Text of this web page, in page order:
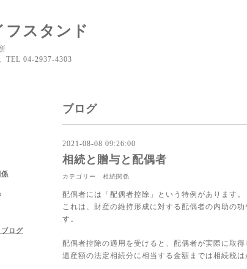
フスタンド
TEL 04-2937-4303
ブログ
2021-08-08 09:26:00
相続と贈与と配偶者
カテゴリー 相続関係
配偶者には「配偶者控除」という特例があります。
これは、財産の維持形成に対する配偶者の内助の
す。
配偶者控除の適用を受けると、配偶者が実際に取
遺産額の法定相続分に相当する金額までは相続税は
ログ